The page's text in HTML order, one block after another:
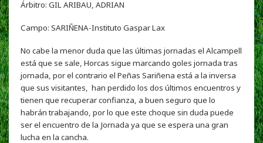
Árbitro: GIL ARIBAU, ADRIAN
Campo: SARIÑENA-Instituto Gaspar Lax
No cabe la menor duda que las últimas jornadas el Alcampell
está que se sale, Horcas sigue marcando goles jornada tras
jornada, por el contrario el Peñas Sariñena está a la inversa
que sus visitantes, han perdido los dos últimos encuentros y
tienen que recuperar confianza, a buen seguro que lo
habrán trabajando, por lo que este choque sin duda puede
ser el encuentro de la Jornada ya que se espera una gran
lucha en la cancha.